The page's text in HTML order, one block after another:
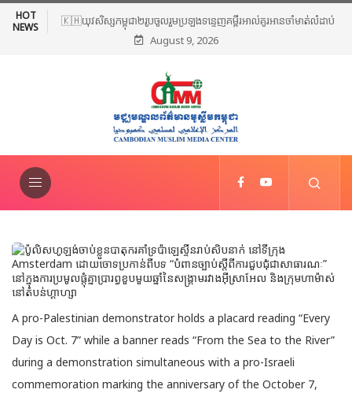
HOT
NEWS
🇰🇭យុវសិស្សកម្ពុជា២រូបចូលរួមប្រឡងទន្ទេញគម្ពីរអាល់គូរអានចាំមាត់លំដាប់
ពិភពលោក លើកទី៤៦ នៅទីក្រុងម៉ាក់កះ ប្រទេសអារ៉ាប៊ីសាអូឌីត
August 9, 2026
A pro-Palestinian demonstrator holds a placard reading “Every
Day is Oct. 7” while a banner reads “From the Sea to the River”
during a demonstration simultaneous with a pro-Israeli
commemoration marking the anniversary of the October 7,